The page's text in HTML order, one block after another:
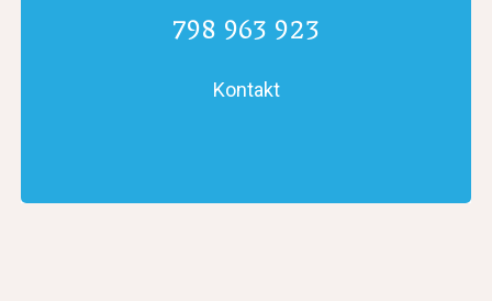
798 963 923
Kontakt